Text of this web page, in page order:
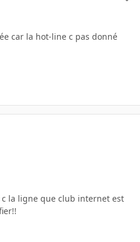
car la hot-line c pas donné
la ligne que club internet est